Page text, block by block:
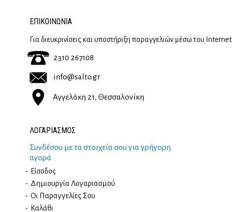
ΕΠΙΚΟΙΝΩΝΊΑ
Για διευκρινίσεις και υποστήριξη παραγγελιών μέσω του Internet
2310 267108
info@salto.gr
Αγγελάκη 21, Θεσσαλονίκη
ΛΟΓΑΡΙΑΣΜΟΣ
Συνδέσου με τα στοιχεία σου για γρήγορη
αγορά
Είσοδος
Δημιουργία Λογαριασμού
Οι Παραγγελίες Σου
Καλάθι